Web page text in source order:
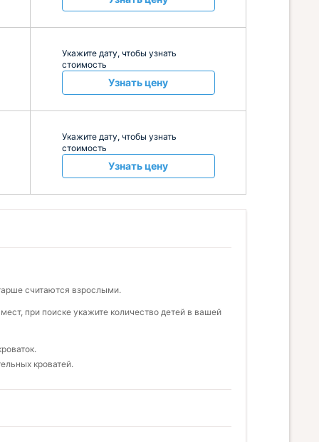
Укажите дату, чтобы узнать
стоимость
Узнать цену
Укажите дату, чтобы узнать
стоимость
Узнать цену
считаются взрослыми.
при поиске укажите количество детей в вашей
кроватей.